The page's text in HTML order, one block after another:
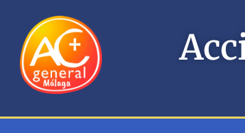
contenido